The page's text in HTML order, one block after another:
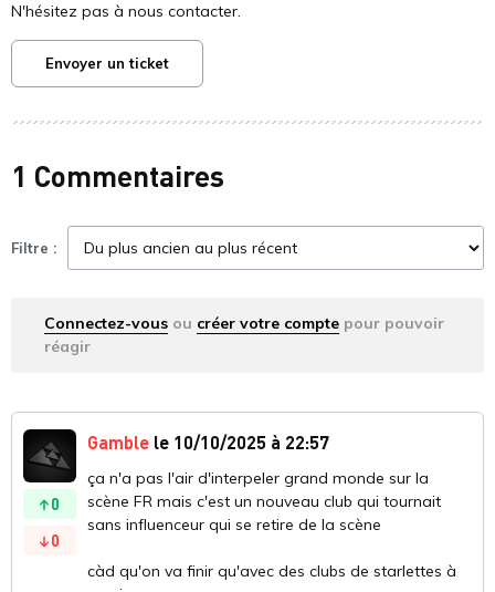
N'hésitez pas à nous contacter.
Envoyer un ticket
1 Commentaires
Filtre :
Connectez-vous ou créer votre compte pour pouvoir
réagir
0
0
Gamble le 10/10/2025 à 22:57
ça n'a pas l'air d'interpeler grand monde sur la
scène FR mais c'est un nouveau club qui tournait
sans influenceur qui se retire de la scène
càd qu'on va finir qu'avec des clubs de starlettes à